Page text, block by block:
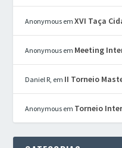
Anonymous emXVI Taça
Anonymous em Meeting
Daniel R, em II Torneio
Anonymous em Torneio